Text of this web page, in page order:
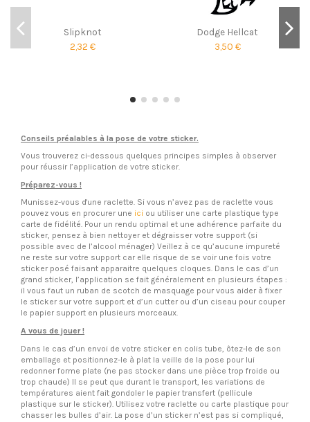
Slipknot
2,32 €
Dodge Hellcat
3,50 €
Conseils préalables à la pose de votre sticker.
Vous trouverez ci-dessous quelques principes simples à observer
pour réussir l’application de votre sticker.
Préparez-vous !
Munissez-vous d'une raclette. Si vous n’avez pas de raclette vous
pouvez vous en procurer une ici ou utiliser une carte plastique type
carte de fidélité. Pour un rendu optimal et une adhérence parfaite du
sticker, pensez à bien nettoyer et dégraisser votre support (si
possible avec de l’alcool ménager) Veillez à ce qu’aucune impureté
ne reste sur votre support car elle risque de se voir une fois votre
sticker posé faisant apparaitre quelques cloques. Dans le cas d’un
grand sticker, l’application se fait généralement en plusieurs étapes :
il vous faut un ruban de scotch de masquage pour vous aider à fixer
le sticker sur votre support et d’un cutter ou d’un ciseau pour couper
le papier support en plusieurs morceaux.
A vous de jouer !
Dans le cas d’un envoi de votre sticker en colis tube, ôtez-le de son
emballage et positionnez-le à plat la veille de la pose pour lui
redonner forme plate (ne pas stocker dans une pièce trop froide ou
trop chaude) Il se peut que durant le transport, les variations de
températures aient fait gondoler le papier transfert (pellicule
plastique sur le sticker). Utilisez votre raclette ou carte plastique pour
chasser les bulles d’air. La pose d’un sticker n’est pas si compliqué,